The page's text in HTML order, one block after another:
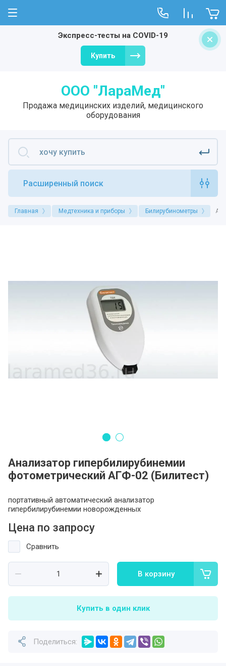
О компанииЭкспресс-тесты на COVID-19
Купить
ООО "ЛараМед"
Продажа медицинских изделий, медицинского
оборудования
Расширенный поиск
Главная Медтехника и приборы Билирубинометры
Анализатор гипербилирубинемии
фотометрический АГФ-02 (Билитест)
портативный автоматический анализатор
гипербилирубинемии новорожденных
Цена по запросу
Сравнить
В корзину
Купить в один клик
Поделиться: